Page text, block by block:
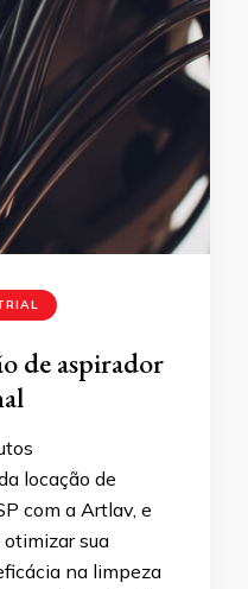
de aspirador
locação de
com a Artlav, e
sua
na limpeza